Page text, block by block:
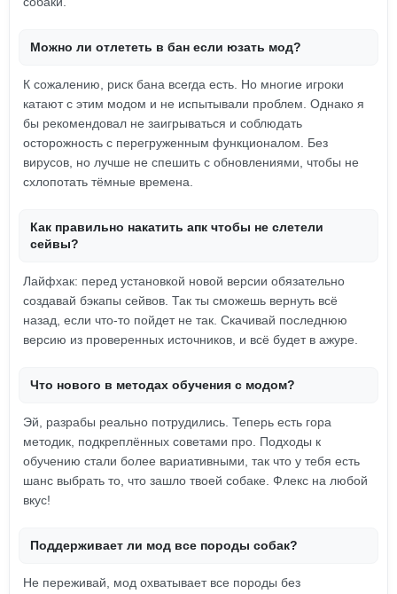
Можно ли отлететь в бан если юзать мод?
К сожалению, риск бана всегда есть. Но многие игроки
катают с этим модом и не испытывали проблем. Однако я
бы рекомендовал не заигрываться и соблюдать
осторожность с перегруженным функционалом. Без
вирусов, но лучше не спешить с обновлениями, чтобы не
схлопотать тёмные времена.
Как правильно накатить апк чтобы не слетели
сейвы?
Лайфхак: перед установкой новой версии обязательно
создавай бэкапы сейвов. Так ты сможешь вернуть всё
назад, если что-то пойдет не так. Скачивай последнюю
версию из проверенных источников, и всё будет в ажуре.
Что нового в методах обучения с модом?
Эй, разрабы реально потрудились. Теперь есть гора
методик, подкреплённых советами про. Подходы к
обучению стали более вариативными, так что у тебя есть
шанс выбрать то, что зашло твоей собаке. Флекс на любой
вкус!
Поддерживает ли мод все породы собак?
Не переживай, мод охватывает все породы без